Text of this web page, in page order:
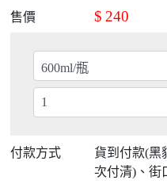
售價 $ 240
付款方式
貨到付款(黑
次付清)、街